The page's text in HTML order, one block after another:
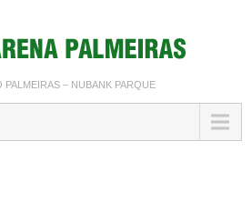
PALMEIRAS – NUBANK PARQUE